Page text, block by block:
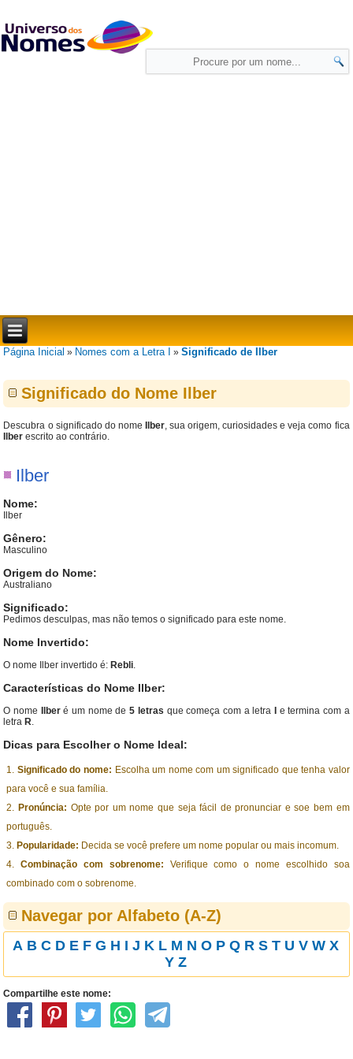
Página Inicial » Nomes com a Letra I »Significado de Ilber
Significado do Nome Ilber
Descubra o significado do nome Ilber, sua origem, curiosidades e veja como fica
Ilber escrito ao contrário.
Ilber
Nome:
Ilber
Gênero:
Masculino
Origem do Nome:
Australiano
Significado:
Pedimos desculpas, mas não temos o significado para este nome.
Nome Invertido:
O nome Ilber invertido é: Rebli.
Características do Nome Ilber:
O nome Ilberé um nome de5 letras que começa com a letra
e termina com a
letra R.
Dicas para Escolher o Nome Ideal:
Significado do nome: Escolha um nome com um significado que tenha valor
para você e sua família.
Pronúncia: Opte por um nome que seja fácil de pronunciar e soe bem em
português.
Popularidade: Decida se você prefere um nome popular ou mais incomum.
Combinação com sobrenome: Verifique como o nome escolhido soa
combinado com o sobrenome.
Navegar por Alfabeto (A-Z)
A B C D E F G H I J K L M N O P Q R S T U V W X
Y Z
Compartilhe este nome: